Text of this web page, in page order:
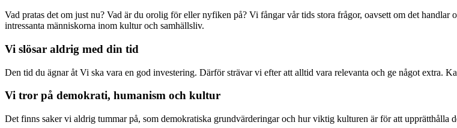
Vad pratas det om just nu? Vad är du orolig för eller nyfiken på? Vi fångar vår tids stora frågor, oavsett om det
intressanta människorna inom kultur och samhällsliv.
Vi slösar aldrig med din tid
Den tid du ägnar åt Vi ska vara en god investering. Därför strävar vi efter att alltid vara relevanta och ge något extra.
Vi tror på demokrati, humanism och kultur
Det finns saker vi aldrig tummar på, som demokratiska grundvärderingar och hur viktig kulturen är för att upprätthålla